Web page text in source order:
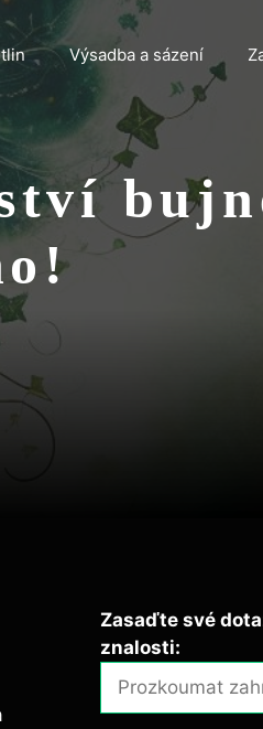
Výsadba a sázení
Zasaďte své
znalosti: